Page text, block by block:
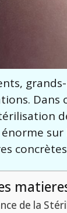
Dans
de la